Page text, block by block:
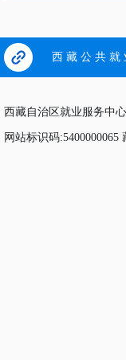
西 藏 公 共 就
西藏自治区就业服务中
网站标识码:5400000065